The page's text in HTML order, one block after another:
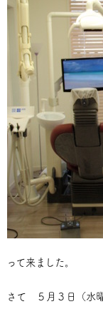
って来ました。
さて ５月３日（水